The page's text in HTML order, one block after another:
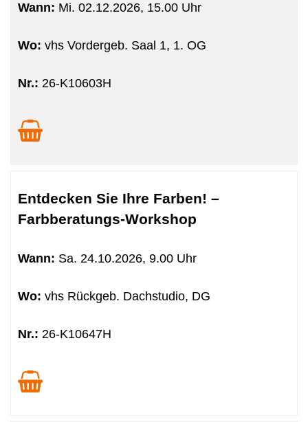
Wann: Mi. 02.12.2026, 15.00 Uhr
Wo: vhs Vordergeb. Saal 1, 1. OG
Nr.: 26-K10603H
Entdecken Sie Ihre Farben! –
Farbberatungs-Workshop
Wann: Sa. 24.10.2026, 9.00 Uhr
Wo: vhs Rückgeb. Dachstudio, DG
Nr.: 26-K10647H